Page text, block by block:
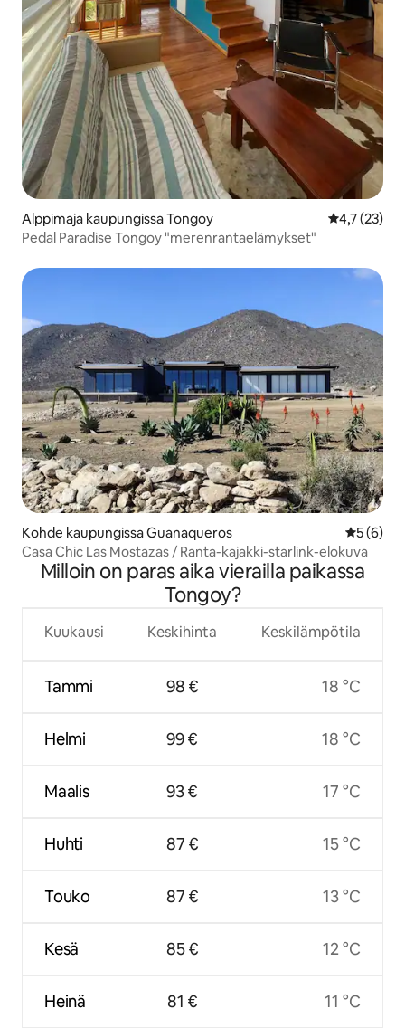
Alppimaja kaupungissa Tongoy
4,7 (23)
Pedal Paradise Tongoy "merenrantaelämykset"
Kohde kaupungissa Guanaqueros
5 (6)
Casa Chic Las Mostazas / Ranta-kajakki-starlink-elokuva
Milloin on paras aika vierailla paikassa
Tongoy?
Kuukausi
Tammi
Helmi
Maalis
Huhti
Touko
Kesä
Heinä
Keskihinta
98 €
99 €
93 €
87 €
87 €
85 €
81 €
Keskilämpötila
18 °C
18 °C
17 °C
15 °C
13 °C
12 °C
11 °C